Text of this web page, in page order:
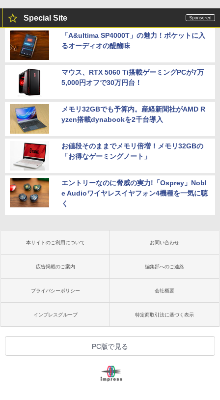
Special Site
「A&ultima SP4000T」の魅力！ポケットに入
るオーディオの醍醐味
マウス、RTX 5060 Ti搭載ゲーミングPCが7万
5,000円オフで30万円台！
メモリ32GBでも予算内。産経新聞社がAMD R
yzen搭載dynabookを2千台導入
お値段そのままでメモリ倍増！メモリ32GBの
「お得なゲーミングノート」
エントリーなのに脅威の実力!「Osprey」Nobl
e Audioワイヤレスイヤフォン4機種を一気に聴
く
本サイトのご利用について お問い合わせ
広告掲載のご案内 編集部へのご連絡
プライバシーポリシー 会社概要
インプレスグループ 特定商取引法に基づく表示
PC版で見る